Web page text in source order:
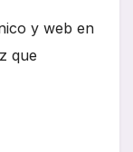
y web en
que